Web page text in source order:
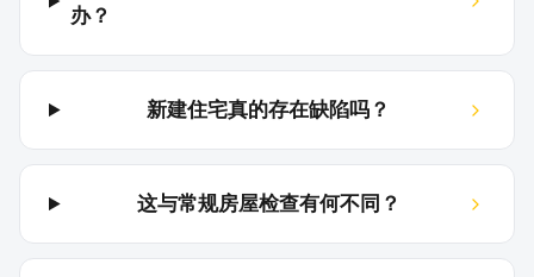
办？
新建住宅真的存在缺陷吗？
这与常规房屋检查有何不同？